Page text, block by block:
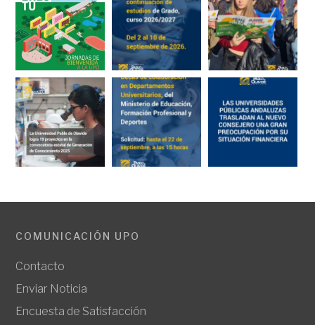
COMUNICACIÓN UPO
Contacto
Enviar Noticia
Encuesta de Satisfacción